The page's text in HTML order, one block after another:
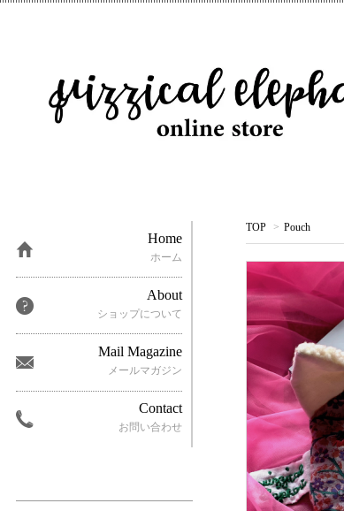
TOP > Pouch
Home
ホーム
About
ショップについて
Mail Magazine
メールマガジン
Contact
お問い合わせ